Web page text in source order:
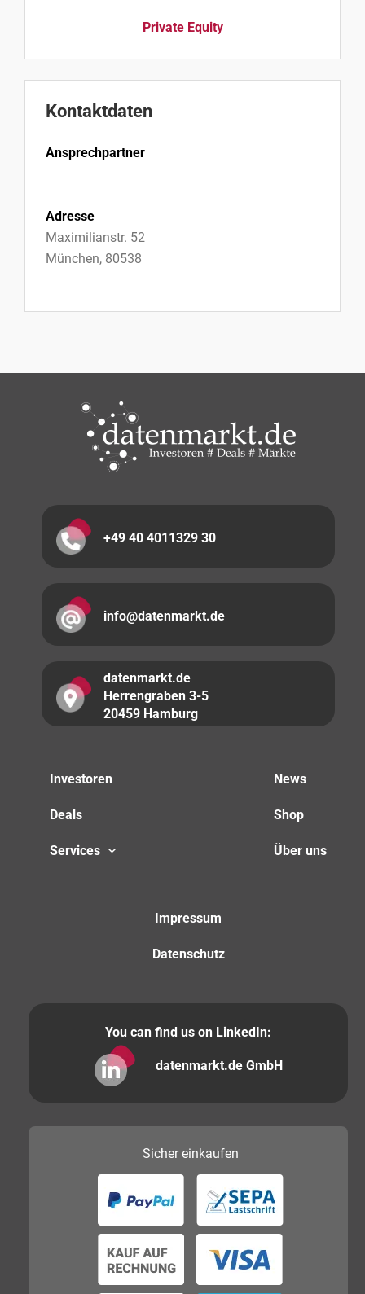
Private Equity
Kontaktdaten
Ansprechpartner
Adresse
Maximilianstr. 52
München, 80538
+49 40 4011329 30
info@datenmarkt.de
datenmarkt.de
Herrengraben 3-5
20459 Hamburg
Investoren
Deals
Services
News
Shop
Über uns
Impressum
Datenschutz
You can find us on LinkedIn:
datenmarkt.de GmbH
Sichereinkaufen